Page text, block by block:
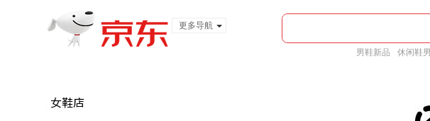
更多导航
男鞋新品 休闲鞋男